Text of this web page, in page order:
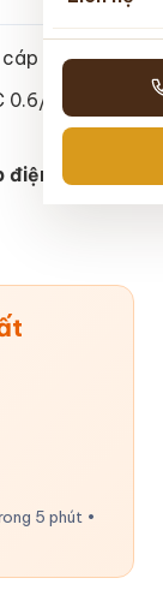
điện TAYA
1KV (3
điện
chất
5 phút •